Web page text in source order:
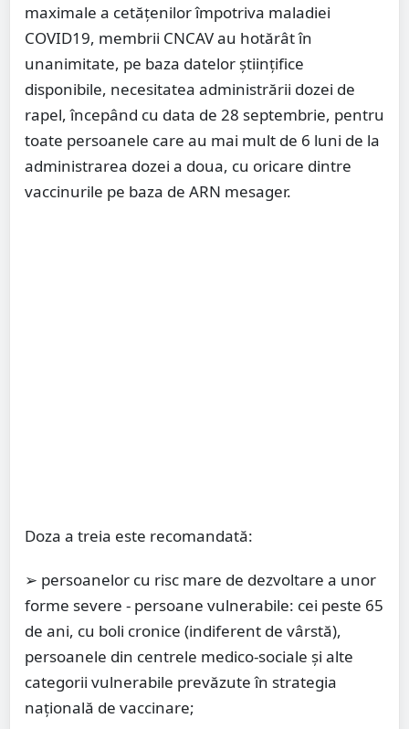
maximale a cetățenilor împotriva maladiei
COVID19, membrii CNCAV au hotărât în
unanimitate, pe baza datelor științifice
disponibile, necesitatea administrării dozei de
rapel, începând cu data de 28 septembrie, pentru
toate persoanele care au mai mult de 6 luni de la
administrarea dozei a doua, cu oricare dintre
vaccinurile pe baza de ARN mesager.
Doza a treia este recomandată:
➢ persoanelor cu risc mare de dezvoltare a unor
forme severe - persoane vulnerabile: cei peste 65
de ani, cu boli cronice (indiferent de vârstă),
persoanele din centrele medico-sociale și alte
categorii vulnerabile prevăzute în strategia
națională de vaccinare;